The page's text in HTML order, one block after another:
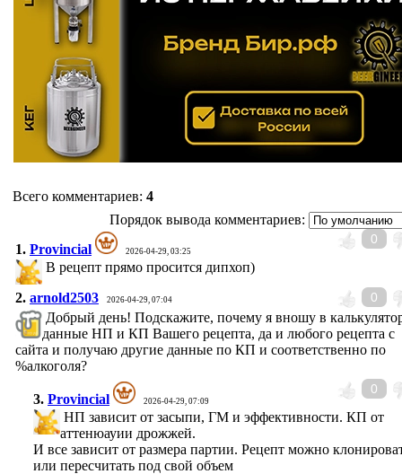
Всего комментариев: 4
Порядок вывода комментариев:
0
1. Provincial 2026-04-29, 03:25
В рецепт прямо просится дипхоп)
0
2. arnold2503 2026-04-29, 07:04
Добрый день! Подскажите, почему я вношу в
данные НП и КП Вашего рецепта, да и любого рецепта с
сайта и получаю другие данные по КП и соответственно по
%алкоголя?
0
3. Provincial 2026-04-29, 07:09
НП зависит от засыпи, ГМ и эффективности. КП от
аттенюауии дрожжей.
И все зависит от размера партии. Рецепт можно
или пересчитать под свой объем